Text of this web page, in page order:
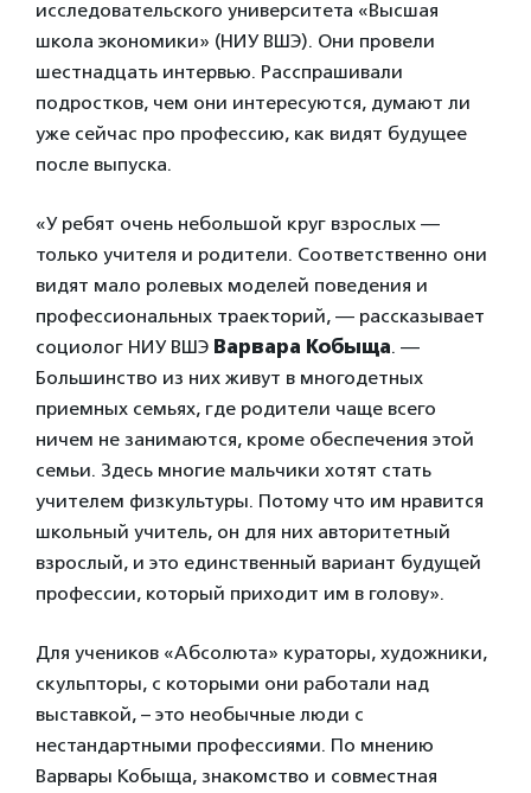
исследовательского университета «Высшая
школа экономики» (НИУ ВШЭ). Они провели
шестнадцать интервью. Расспрашивали
подростков, чем они интересуются, думают ли
уже сейчас про профессию, как видят будущее
после выпуска.
«У ребят очень небольшой круг взрослых —
только учителя и родители. Соответственно они
видят мало ролевых моделей поведения и
профессиональных траекторий, — рассказывает
социолог НИУ ВШЭ Варвара Кобыща. —
Большинство из них живут в многодетных
приемных семьях, где родители чаще всего
ничем не занимаются, кроме обеспечения этой
семьи. Здесь многие мальчики хотят стать
учителем физкультуры. Потому что им нравится
школьный учитель, он для них авторитетный
взрослый, и это единственный вариант будущей
профессии, который приходит им в голову».
Для учеников «Абсолюта» кураторы, художники,
скульпторы, с которыми они работали над
выставкой, – это необычные люди с
нестандартными профессиями. По мнению
Варвары Кобыща, знакомство и совместная